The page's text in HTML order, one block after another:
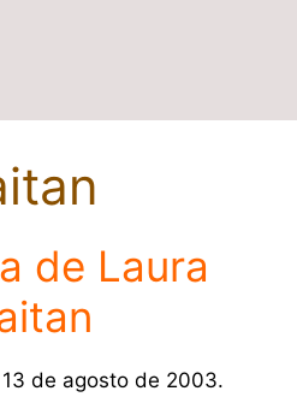
de Laura
de agosto de 2003.